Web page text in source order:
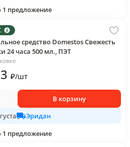
1 предложение
средство Domestos Свежесть
24 часа 500 мл., ПЭТ
₽/шт
В корзину
Эридан
1 предложение